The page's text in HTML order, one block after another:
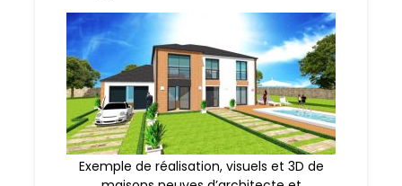
Exemple de réalisation, visuels et 3D de